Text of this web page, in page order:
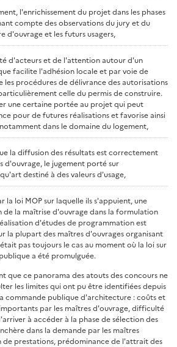
l'enrichissement du projet dans les phases
compte des observations du jury et du
d'ouvrage et les futurs usagers,
d'acteurs et de l'attention autour d'un
facilite l'adhésion locale et par voie de
les procédures de délivrance des autorisations
celle du permis de construire.
une certaine portée au projet qui peut
pour de futures réalisations et favorise ainsi
dans le domaine du logement,
la diffusion des résultats est correctement
d'ouvrage, le jugement porté sur
destiné à des valeurs d'usage,
la loi MOP sur laquelle ils s'appuient, une
de la maîtrise d'ouvrage dans la formulation
d'études de programmation est
la plupart des maîtres d'ouvrages organisant
pas toujours le cas au moment où la loi sur
a été promulguée.
que ce panorama des atouts des concours ne
les limites qui ont pu être identifiées depuis
commande publique d'architecture : coûts et
par les maîtres d'ouvrage, difficulté
à accéder à la phase de sélection des
dans la demande par les maîtres
prestations, prédominance de l'attrait des